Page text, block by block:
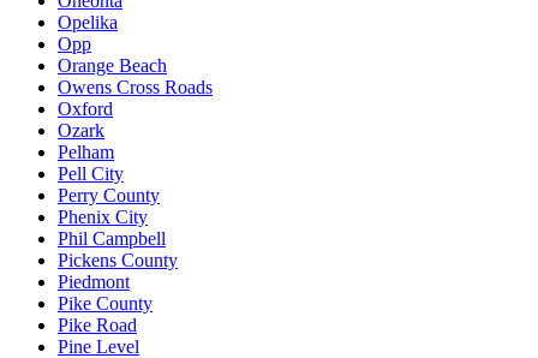
Opelika
Opp
Orange Beach
Owens Cross Roads
Oxford
Ozark
Pelham
Pell City
Perry County
Phenix City
Phil Campbell
Pickens County
Piedmont
Pike County
Pike Road
Pine Level